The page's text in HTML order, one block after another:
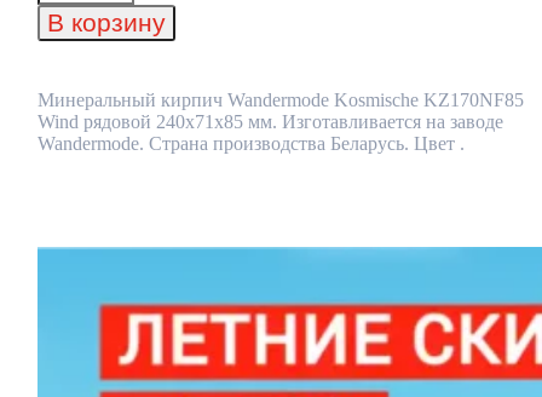
кирпич
Wandermode
Wind
рядовой
240x71x85
В корзину
Минеральный кирпич Wandermode Kosmische KZ170NF85
Wind рядовой 240x71x85 мм. Изготавливается на заводе
Wandermode. Страна производства Беларусь. Цвет .